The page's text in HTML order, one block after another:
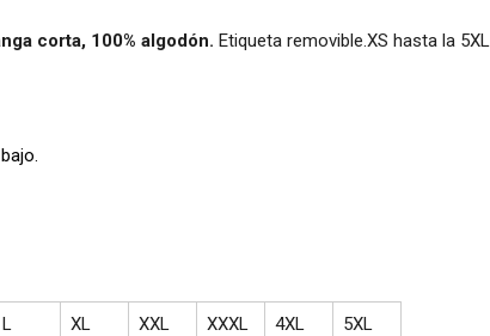
corta, 100% algodón.Etiqueta removible.XS hasta la 5XL.
L XL XXL XXXL 4XL 5XL